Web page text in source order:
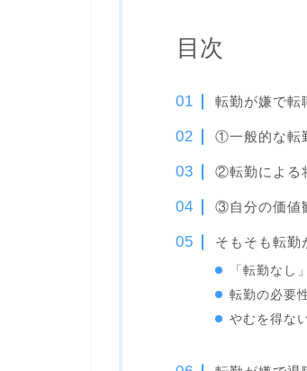
目次
転勤が嫌で転
①一般的な転
②転勤による
③自分の価値
そもそも転勤
「転勤なし
転勤の必要
やむを得な